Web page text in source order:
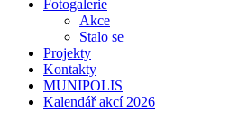
Fotogalerie
Akce
Stalo se
Projekty
Kontakty
MUNIPOLIS
Kalendář akcí 2026